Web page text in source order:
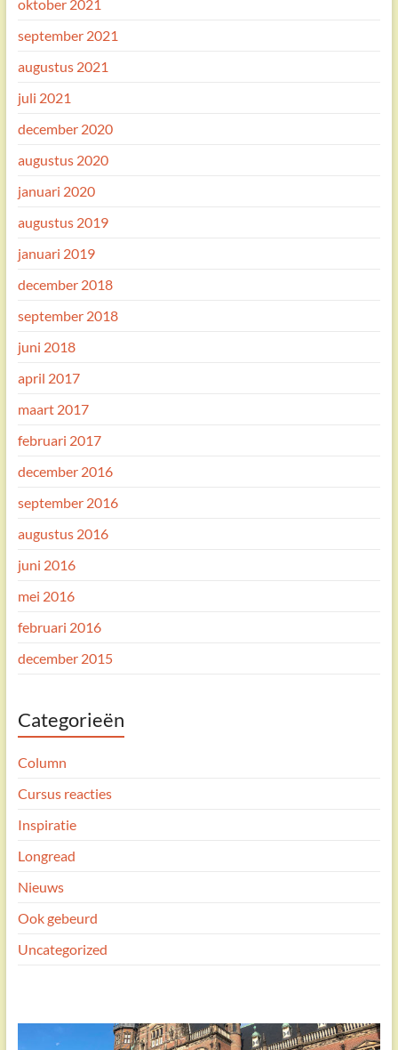
oktober 2021
september 2021
augustus 2021
juli 2021
december 2020
augustus 2020
januari 2020
augustus 2019
januari 2019
december 2018
september 2018
juni 2018
april 2017
maart 2017
februari 2017
december 2016
september 2016
augustus 2016
juni 2016
mei 2016
februari 2016
december 2015
Categorieën
Column
Cursus reacties
Inspiratie
Longread
Nieuws
Ook gebeurd
Uncategorized